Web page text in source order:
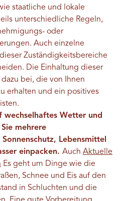
staatliche und lokale
unterschiedliche Regeln,
oder
Auch einzelne
Zuständigkeitsbereiche
Die Einhaltung dieser
bei, die von Ihnen
erhalten und ein positives
wechselhaftes Wetter und
mehrere
Lebensmittel
einpacken. Auch Aktuelle
Es geht um Dinge wie die
Schnee und Eis auf den
in Schluchten und die